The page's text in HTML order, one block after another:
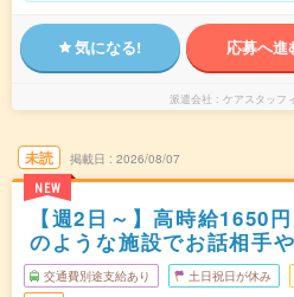
気になる! 応募へ進
派遣会社 ケアスタッフ
未読
NEW
掲載日 2026/08/07
【週2日～】高時給1650
のような施設でお話相手
交通費別途支給あり 土日祝日が休み